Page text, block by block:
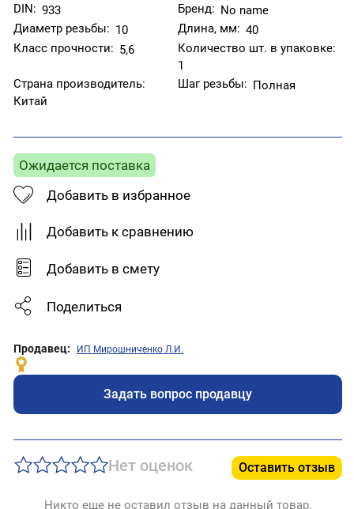
DIN: 933 Бренд: No name
Диаметр резьбы: 10 Длина, мм: 40
Класс прочности: 5,6
Количество шт. в упаковке:
1
Страна производитель:
Китай
Шаг резьбы: Полная
Ожидается поставка
Добавить в избранное
Добавить к сравнению
Добавить в смету
Поделиться
Продавец: ИП Мирошниченко Л.И.
Задать вопрос продавцу
Нет оценок Оставить отзыв
Никто еще не оставил отзыв на данный товар.